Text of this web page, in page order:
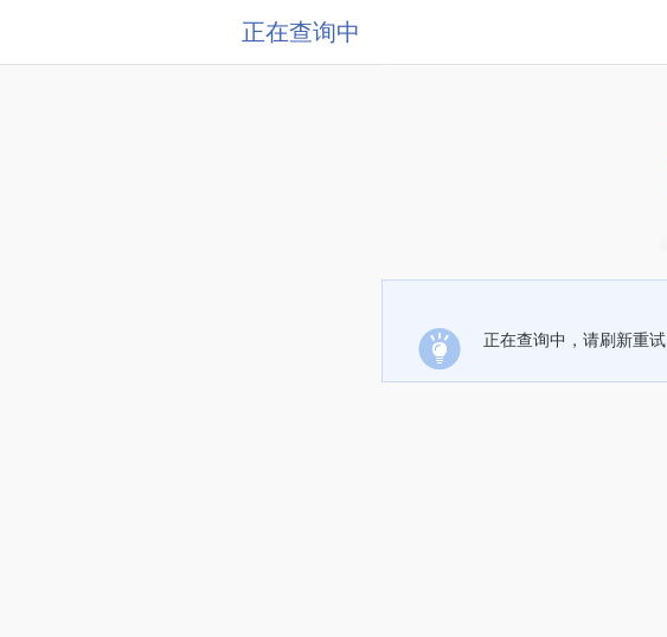
正在查询中
正在查询中，请刷新重试